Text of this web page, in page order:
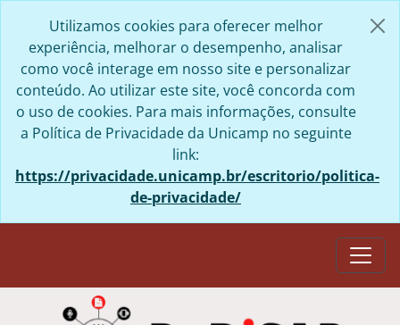
Utilizamos cookies para oferecer melhor
experiência, melhorar o desempenho, analisar
como você interage em nosso site e personalizar
conteúdo. Ao utilizar este site, você concorda com
o uso de cookies. Para mais informações, consulte
a Política de Privacidade da Unicamp no seguinte
link:
https://privacidade.unicamp.br/escritorio/politica-
de-privacidade/